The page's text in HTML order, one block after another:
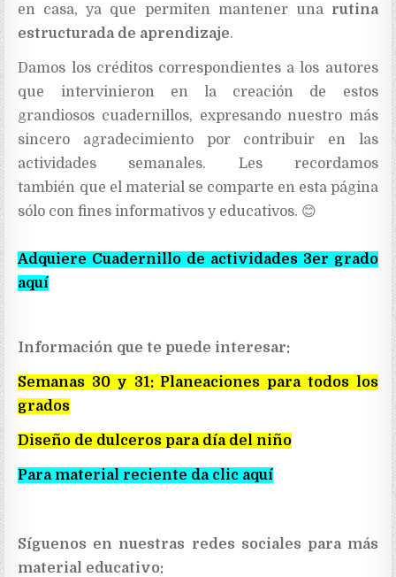
en casa, ya que permiten mantener una rutina
estructurada de aprendizaje.
Damos los créditos correspondientes a los autores
que intervinieron en la creación de estos
grandiosos cuadernillos, expresando nuestro más
sincero agradecimiento por contribuir en las
actividades semanales. Les recordamos
también que el material se comparte en esta página
sólo con fines informativos y educativos. 😊
Adquiere Cuadernillo de actividades 3er grado
aquí
Información que te puede interesar:
Semanas 30 y 31: Planeaciones para todos los
grados
Diseño de dulceros para día del niño
Para material reciente da clic aquí
Síguenos en nuestras redes sociales para más
material educativo: